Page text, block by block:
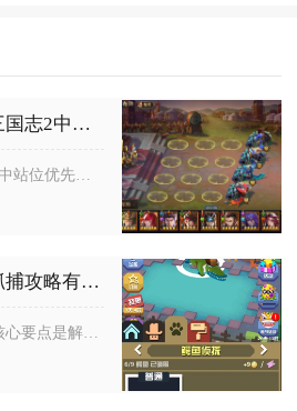
金将小乔在少年三国志2中的站位需要注意哪些攻略搭配因素
疯狂动物园鸵鸟抓捕攻略有哪些要点